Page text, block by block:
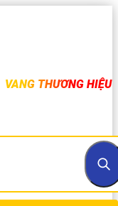
VANG THƯƠNG HIỆU